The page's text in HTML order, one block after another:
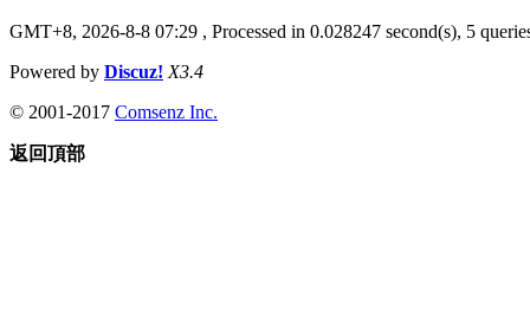
GMT+8, 2026-8-8 07:29 , Processed in 0.028247 second(s), 5
Powered by Discuz! X3.4
© 2001-2017 Comsenz Inc.
返回頂部